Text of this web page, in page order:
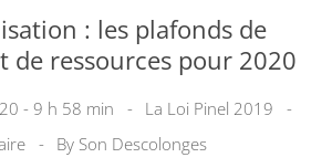
: les plafonds de
de ressources pour 2020
- 9 h 58 min
La Loi Pinel 2019
By Son Descolonges